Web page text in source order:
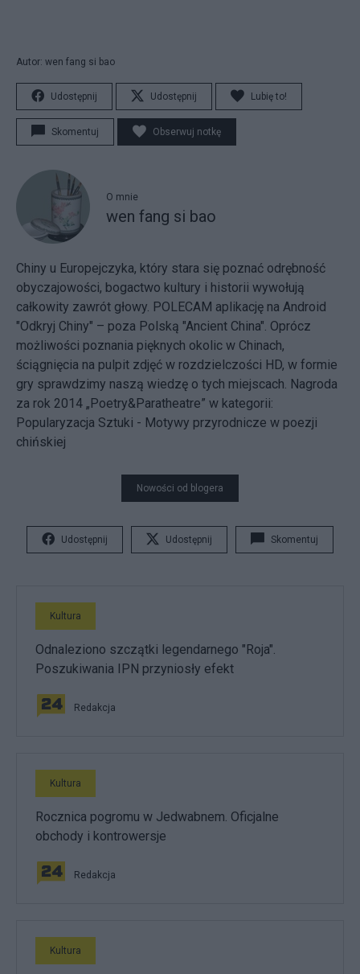
Autor: wen fang si bao
Udostępnij Udostępnij Lubię to!
Skomentuj Obserwuj notkę
O mnie
wen fang si bao
Chiny u Europejczyka, który stara się poznać odrębność
obyczajowości, bogactwo kultury i historii wywołują
całkowity zawrót głowy. POLECAM aplikację na Android
"Odkryj Chiny" – poza Polską "Ancient China". Oprócz
możliwości poznania pięknych okolic w Chinach,
ściągnięcia na pulpit zdjęć w rozdzielczości HD, w formie
gry sprawdzimy naszą wiedzę o tych miejscach. Nagroda
za rok 2014 „Poetry&Paratheatre” w kategorii:
Popularyzacja Sztuki - Motywy przyrodnicze w poezji
chińskiej
Nowości od blogera
Udostępnij Udostępnij Skomentuj
Kultura
Odnaleziono szczątki legendarnego "Roja".
Poszukiwania IPN przyniosły efekt
Redakcja
Kultura
Rocznica pogromu w Jedwabnem. Oficjalne
obchody i kontrowersje
Redakcja
Kultura